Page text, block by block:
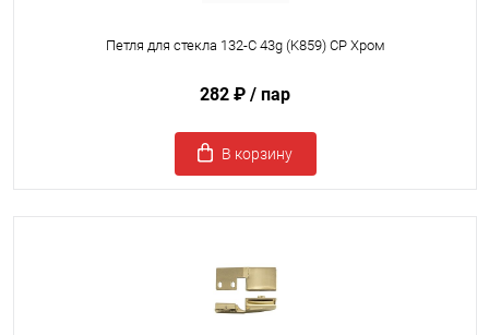
Петля для стекла 132-C 43g (K859) CP Хром
282 ₽ / пар
В корзину